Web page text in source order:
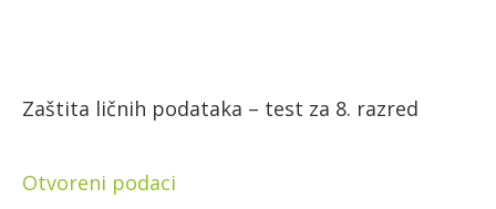
Zaštita ličnih podataka – test za 8. razred
Otvoreni podaci